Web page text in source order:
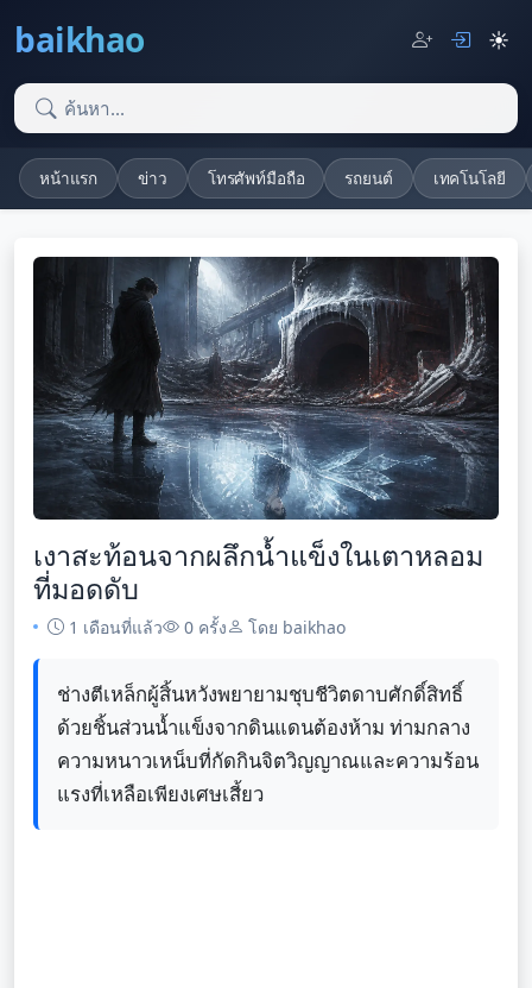
baikhao ☀️
หน้าแรก ข่าว โทรศัพท์มือถือ รถยนต์ เทคโนโลยี
เงาสะท้อนจากผลึกน้ำแข็งในเตาหลอม
ที่มอดดับ
1 เดือนที่แล้ว 0 ครั้ง โดย baikhao
ช่างตีเหล็กผู้สิ้นหวังพยายามชุบชีวิตดาบศักดิ์สิทธิ์
ด้วยชิ้นส่วนน้ำแข็งจากดินแดนต้องห้าม ท่ามกลาง
ความหนาวเหน็บที่กัดกินจิตวิญญาณและความร้อน
แรงที่เหลือเพียงเศษเสี้ยว